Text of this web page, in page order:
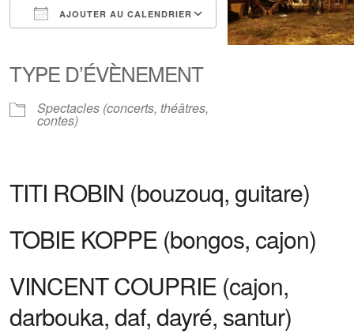
AJOUTER AU CALENDRIER
Outlook Live
TYPE D’ÉVÈNEMENT
Spectacles (concerts, théâtres,
contes)
TITI ROBIN (bouzouq, guitare)
TOBIE KOPPE (bongos, cajon)
VINCENT COUPRIE (cajon,
darbouka, daf, dayré, santur)